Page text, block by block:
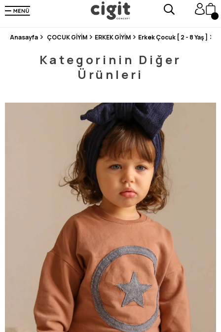
250.000'DEN FAZLA DEĞERLENDİRMEDE 5 ÜZERİNDEN 4.8 PUAN ALDI ⭐⭐⭐⭐⭐
3 MİLYONDAN FAZLA MUTLU MÜŞTERİ ❤️ 10 MİLYON ÜRÜN
Anasayfa ÇOCUK GİYİM ERKEK GİYİM Erkek Çocuk [ 2 - 8 Yaş ]
Kategorinin Diğer
Ürünleri